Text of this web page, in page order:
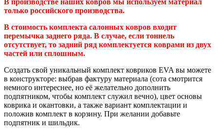
только российского производства.
В стоимость комплекта салонных ковров входит
перемычка заднего ряда. В случае, если тоннель
отсутствует, то задний ряд комплектуется коврами из двух
частей или сплошным.
Создать свой уникальный комплект ковриков EVA вы можете
в конструкторе: выбрав фактуру материала (сота смотрится
немного интереснее, но её желательно дополнить
подпятником, чтобы комплект служил вечно), цвет основы
коврика и окантовки, а также вариант комплектации и
положив комплект в корзину. При желании добавьте
подпятник и шильдик.